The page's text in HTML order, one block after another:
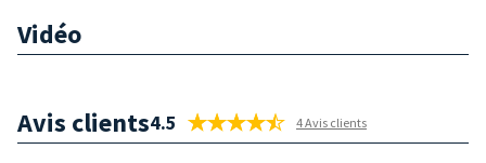
Vidéo
Avis clients4.5 4 Avis clients